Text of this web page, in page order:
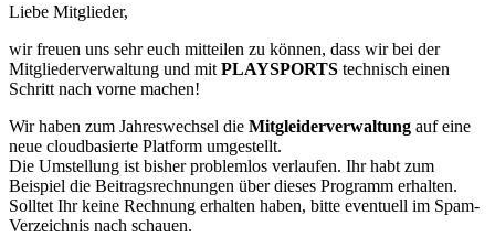
Liebe Mitglieder,
wir freuen uns sehr euch mitteilen zu können, dass wir bei der
Mitgliederverwaltung und mit PLAYSPORTS technisch einen
Schritt nach vorne machen!
Wir haben zum Jahreswechsel die Mitgleiderverwaltung auf eine
neue cloudbasierte Platform umgestellt.
Die Umstellung ist bisher problemlos verlaufen. Ihr habt zum
Beispiel die Beitragsrechnungen über dieses Programm erhalten.
Solltet Ihr keine Rechnung erhalten haben, bitte eventuell im Spam-
Verzeichnis nach schauen.